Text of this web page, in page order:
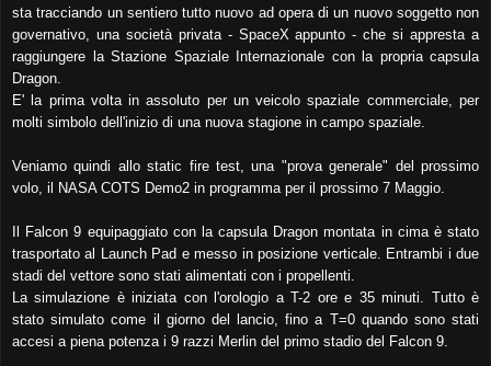
sta tracciando un sentiero tutto nuovo ad opera di un nuovo soggetto non
governativo, una società privata - SpaceX appunto - che si appresta a
raggiungere la Stazione Spaziale Internazionale con la propria capsula
Dragon.
E' la prima volta in assoluto per un veicolo spaziale commerciale, per
molti simbolo dell'inizio di una nuova stagione in campo spaziale.
Veniamo quindi allo static fire test, una "prova generale" del prossimo
volo, il NASA COTS Demo2 in programma per il prossimo 7 Maggio.
Il Falcon 9 equipaggiato con la capsula Dragon montata in cima è stato
trasportato al Launch Pad e messo in posizione verticale. Entrambi i due
stadi del vettore sono stati alimentati con i propellenti.
La simulazione è iniziata con l'orologio a T-2 ore e 35 minuti. Tutto è
stato simulato come il giorno del lancio, fino a T=0 quando sono stati
accesi a piena potenza i 9 razzi Merlin del primo stadio del Falcon 9.